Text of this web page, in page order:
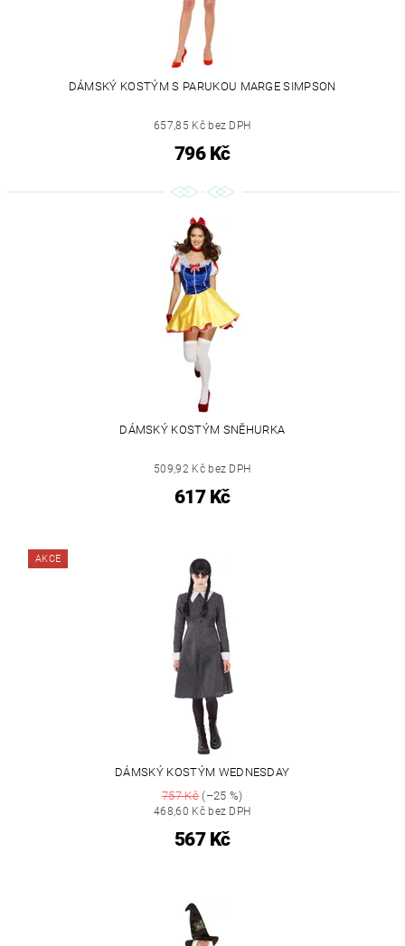
DÁMSKÝ KOSTÝM S PARUKOU MARGE SIMPSON
657,85 Kč bez DPH
796 Kč
DÁMSKÝ KOSTÝM SNĚHURKA
509,92 Kč bez DPH
617 Kč
AKCE
DÁMSKÝ KOSTÝM WEDNESDAY
757 Kč(–25 %)
468,60 Kč bez DPH
567 Kč